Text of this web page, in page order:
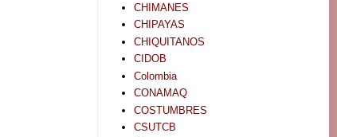
CHIMANES
CHIPAYAS
CHIQUITANOS
CIDOB
Colombia
CONAMAQ
COSTUMBRES
CSUTCB